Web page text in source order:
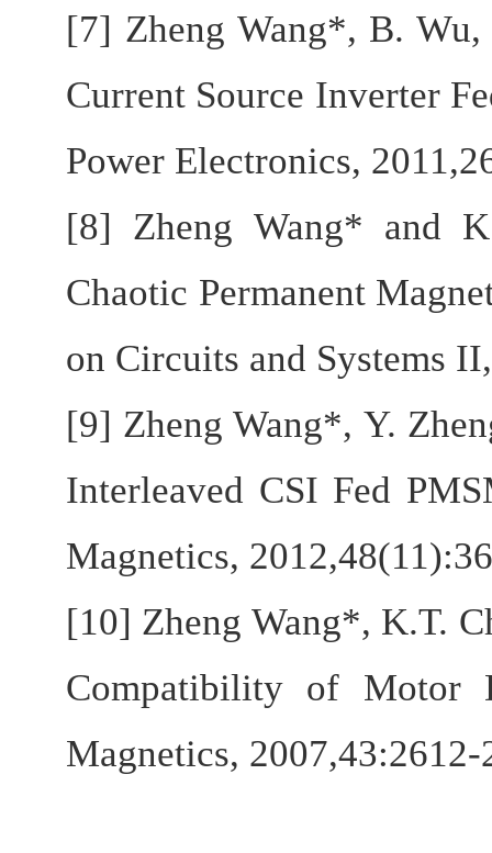
[7] Zheng Wang*, B.
Current Source Inverter
Power Electronics,
[8] Zheng Wang* and
Chaotic Permanent
on Circuits and Systems
[9] Zheng Wang*, Y.
Interleaved CSI Fed
Magnetics,
[10] Zheng Wang*, K.T.
Compatibility of Motor
Magnetics, 2007,43:2612-